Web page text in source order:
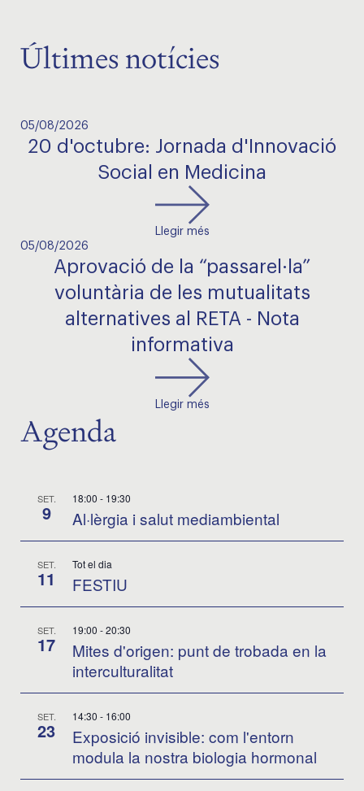
Últimes notícies
05/08/2026
20 d'octubre: Jornada d'Innovació
Social en Medicina
Llegir més
05/08/2026
Aprovació de la “passarel·la”
voluntària de les mutualitats
alternatives al RETA - Nota
informativa
Llegir més
Agenda
SET.
9
18:00 - 19:30
Al·lèrgia i salut mediambiental
SET.
11
Tot el dia
FESTIU
SET.
17
19:00 -20:30
Mites d'origen: punt de trobada en la
interculturalitat
SET.
23
14:30 - 16:00
Exposició invisible: com l'entorn
modula la nostra biologia hormonal